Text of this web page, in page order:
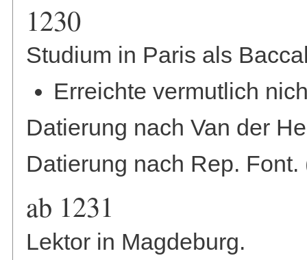
1230
Studium in Paris als
Erreichte vermutlich
Datierung nach Van der
Datierung nach Rep. Font.
ab 1231
Lektor in Magdeburg.